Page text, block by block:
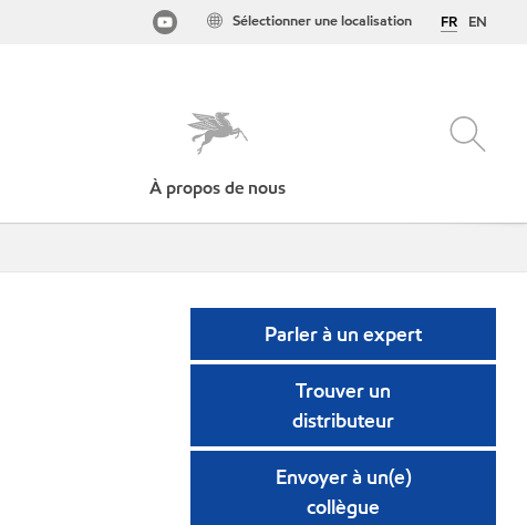
FR EN
Sélectionner une localisation
À propos de nous
Parler à un expert
Trouver un
distributeur
Envoyer à un(e)
collègue